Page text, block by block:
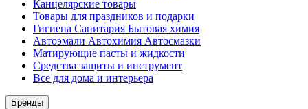
Канцелярские товары
Товары для праздников и подарки
Гигиена Санитария Бытовая химия
Автоэмали Автохимия Автосмазки
Матирующие пасты и жидкости
Средства защиты и инструмент
Все для дома и интерьера
Бренды